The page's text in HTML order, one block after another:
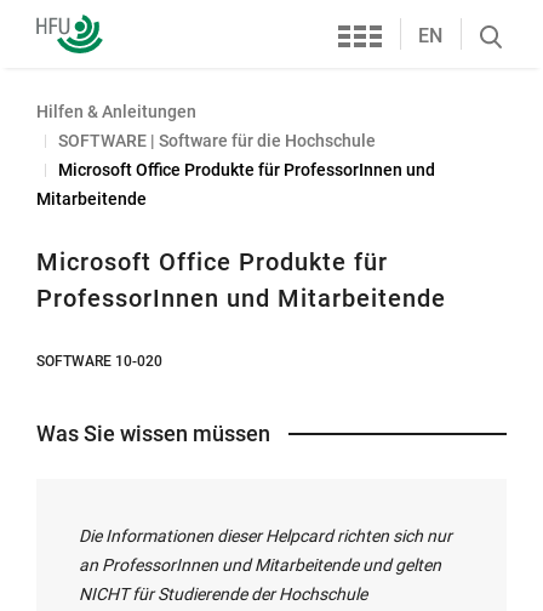
Hochschule
Furtwangen
Services
EN
Search
Hilfen & Anleitungen
SOFTWARE | Software für die Hochschule
Microsoft Office Produkte für ProfessorInnen und
Mitarbeitende
Microsoft Office Produkte für
ProfessorInnen und Mitarbeitende
SOFTWARE 10-020
Was Sie wissen müssen
Die Informationen dieser Helpcard richten sich nur
an ProfessorInnen und Mitarbeitende und gelten
NICHT für Studierende der Hochschule